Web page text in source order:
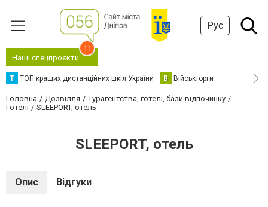
Рус
Наші спецпроєкти
11
Т ТОП кращих дистанційних шкіл України В Військторги
Головна Дозвілля
Турагентства, готелі, бази відпочинку
Готелі
SLEEPORT, отель
SLEEPORT, отель
Опис Відгуки